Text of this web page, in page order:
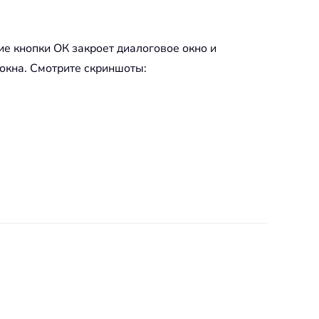
кнопки ОК закроет диалоговое окно и
Смотрите скриншоты: